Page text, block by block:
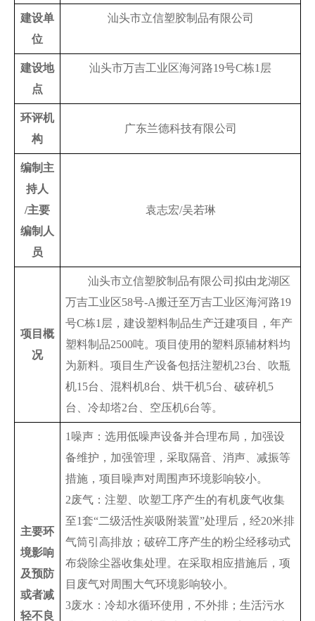
建设单
位
汕头市立信塑胶制品有限公司
建设地
点
汕头市万吉工业区海河路19号C栋1层
环评机
构
广东兰德科技有限公司
编制主
持人
/主要
编制人
员
袁志宏/吴若琳
项目概
况
汕头市立信塑胶制品有限公司拟由龙湖区
万吉工业区58号-A搬迁至万吉工业区海河路19
号C栋1层，建设塑料制品生产迁建项目，年产
塑料制品2500吨。项目使用的塑料原辅材料均
为新料。项目生产设备包括注塑机23台、吹瓶
机15台、混料机8台、烘干机5台、破碎机5
台、冷却塔2台、空压机6台等。
主要环
境影响
及预防
或者减
轻不良
1噪声：选用低噪声设备并合理布局，加强设
备维护，加强管理，采取隔音、消声、减振等
措施，项目噪声对周围声环境影响较小。
2废气：注塑、吹塑工序产生的有机废气收集
至1套“二级活性炭吸附装置”处理后，经20米排
气筒引高排放；破碎工序产生的粉尘经移动式
布袋除尘器收集处理。在采取相应措施后，项
目废气对周围大气环境影响较小。
3废水：冷却水循环使用，不外排；生活污水